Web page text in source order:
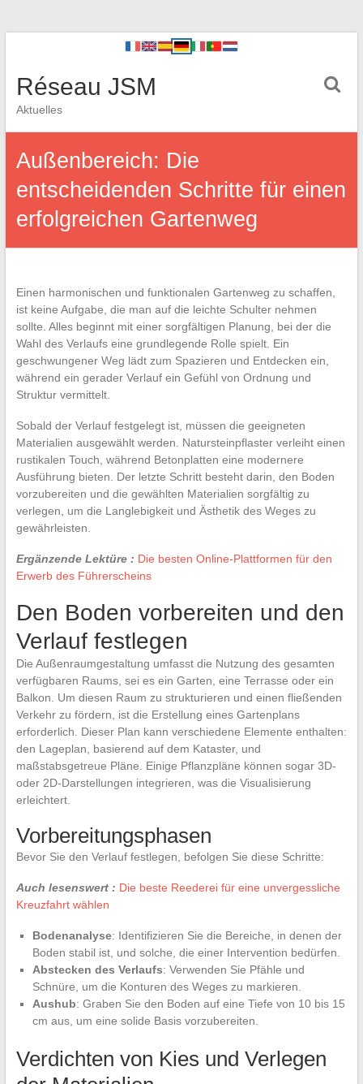
Réseau JSM
Aktuelles
Außenbereich: Die
entscheidenden Schritte für einen
erfolgreichen Gartenweg
Einen harmonischen und funktionalen Gartenweg zu schaffen,
ist keine Aufgabe, die man auf die leichte Schulter nehmen
sollte. Alles beginnt mit einer sorgfältigen Planung, bei der die
Wahl des Verlaufs eine grundlegende Rolle spielt. Ein
geschwungener Weg lädt zum Spazieren und Entdecken ein,
während ein gerader Verlauf ein Gefühl von Ordnung und
Struktur vermittelt.
Sobald der Verlauf festgelegt ist, müssen die geeigneten
Materialien ausgewählt werden. Natursteinpflaster verleiht einen
rustikalen Touch, während Betonplatten eine modernere
Ausführung bieten. Der letzte Schritt besteht darin, den Boden
vorzubereiten und die gewählten Materialien sorgfältig zu
verlegen, um die Langlebigkeit und Ästhetik des Weges zu
gewährleisten.
Ergänzende Lektüre : Die besten Online-Plattformen für den
Erwerb des Führerscheins
Den Boden vorbereiten und den
Verlauf festlegen
Die Außenraumgestaltung umfasst die Nutzung des gesamten
verfügbaren Raums, sei es ein Garten, eine Terrasse oder ein
Balkon. Um diesen Raum zu strukturieren und einen fließenden
Verkehr zu fördern, ist die Erstellung eines Gartenplans
erforderlich. Dieser Plan kann verschiedene Elemente enthalten:
den Lageplan, basierend auf dem Kataster, und
maßstabsgetreue Pläne. Einige Pflanzpläne können sogar 3D-
oder 2D-Darstellungen integrieren, was die Visualisierung
erleichtert.
Vorbereitungsphasen
Bevor Sie den Verlauf festlegen, befolgen Sie diese Schritte:
Auch lesenswert : Die beste Reederei für eine unvergessliche
Kreuzfahrt wählen
Bodenanalyse: Identifizieren Sie die Bereiche, in denen der
Boden stabil ist, und solche, die einer Intervention bedürfen.
Abstecken des Verlaufs: Verwenden Sie Pfähle und
Schnüre, um die Konturen des Weges zu markieren.
Aushub: Graben Sie den Boden auf eine Tiefe von 10 bis 15
cm aus, um eine solide Basis vorzubereiten.
Verdichten von Kies und Verlegen